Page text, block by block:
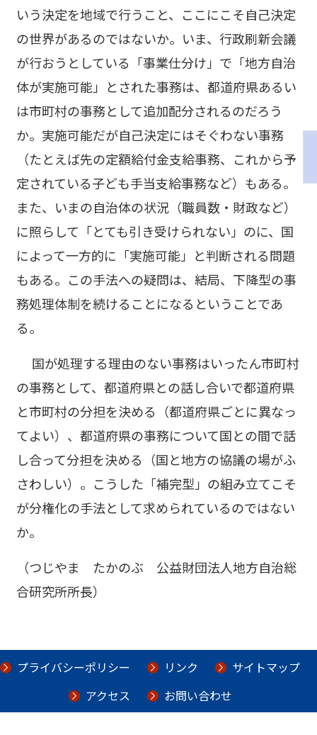
いう決定を地域で行うこと、ここにこそ自己決定
の世界があるのではないか。いま、行政刷新会議
が行おうとしている「事業仕分け」で「地方自治
体が実施可能」とされた事務は、都道府県あるい
は市町村の事務として追加配分されるのだろう
か。実施可能だが自己決定にはそぐわない事務
（たとえば先の定額給付金支給事務、これから予
定されている子ども手当支給事務など）もある。
また、いまの自治体の状況（職員数・財政など）
に照らして「とても引き受けられない」のに、国
によって一方的に「実施可能」と判断される問題
もある。この手法への疑問は、結局、下降型の事
務処理体制を続けることになるということであ
る。
国が処理する理由のない事務はいったん市町村
の事務として、都道府県との話し合いで都道府県
と市町村の分担を決める（都道府県ごとに異なっ
てよい）、都道府県の事務について国との間で話
し合って分担を決める（国と地方の協議の場がふ
さわしい）。こうした「補完型」の組み立てこそ
が分権化の手法として求められているのではない
か。
（つじやま たかのぶ 公益財団法人地方自治総
合研究所所長）
プライバシーポリシー リンク
サイトマップ
アクセス
お問い合わせ